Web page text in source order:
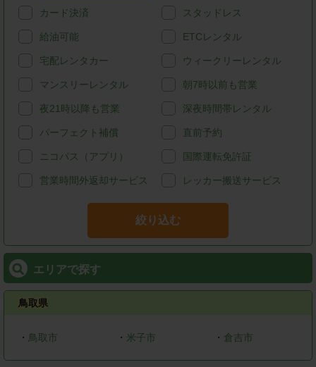
カード決済 スタッドレス
給油可能 ETCレンタル
宅配レンタカー ウィークリーレンタル
マンスリーレンタル 朝7時以前も営業
夜21時以降も営業 深夜時間帯レンタル
パーフェクト補償 直前予約
ニコパス（アプリ） 国際運転免許証
営業時間外返却サービス レッカー搬送サービス
絞り込む
エリアで探す
鳥取県
・ 鳥取市 ・ 米子市 ・ 倉吉市